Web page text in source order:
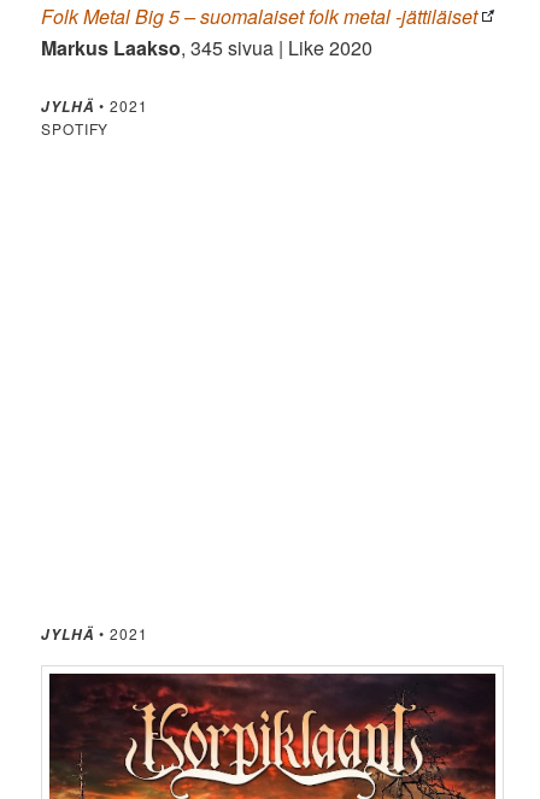
Folk Metal Big 5 – suomalaiset folk metal -jättiläiset
Markus Laakso, 345 sivua | Like 2020
JYLHÄ • 2021
SPOTIFY
JYLHÄ • 2021